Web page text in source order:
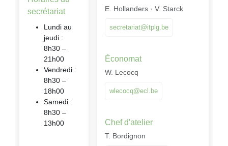
secrétariat
Lundi au
jeudi :
8h30 –
21h00
Vendredi :
8h30 –
18h00
Samedi :
8h30 –
13h00
E. Hollanders · V. Starck
secretariat@itplg.be
Économat
W. Lecocq
wlecocq@ecl.be
Chef d'atelier
T. Bordignon